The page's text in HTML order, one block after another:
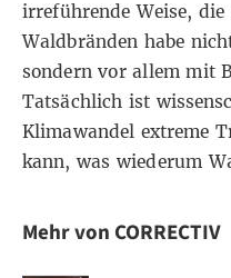
irreführende Weise,
Waldbränden habe
sondern vor allem mit
Tatsächlich ist
Klimawandel extreme
kann, was wiederum
Mehr von CORRECTIV